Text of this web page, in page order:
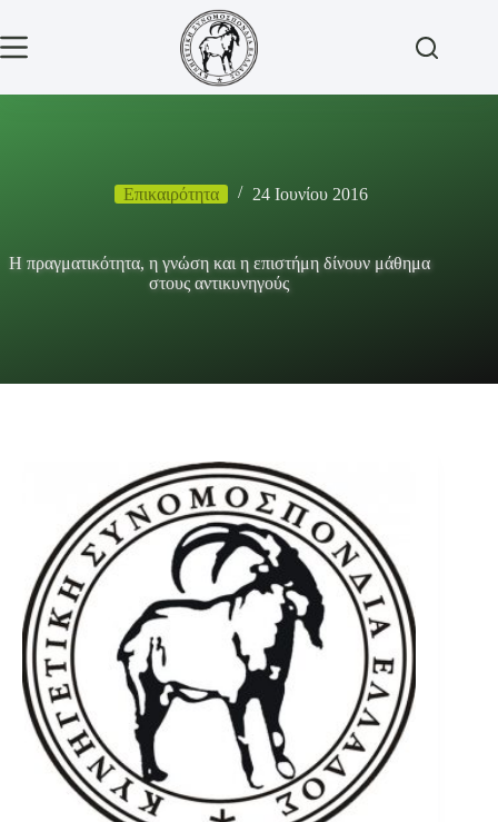
περιεχόμενο
Επικαιρότητα 24 Ιουνίου 2016
Η πραγματικότητα, η γνώση και η επιστήμη δίνουν μάθημα
στους αντικυνηγούς